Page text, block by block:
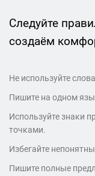
Следуйте
создаём
Не используйте
Пишите на одном
Используйте знаки
точками.
Избегайте
Пишите полные